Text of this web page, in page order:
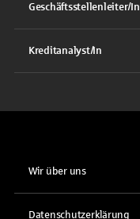
Geschäftsstellenleiter/In
Kreditanalyst/In
Wir über uns
Datenschutzerklärung